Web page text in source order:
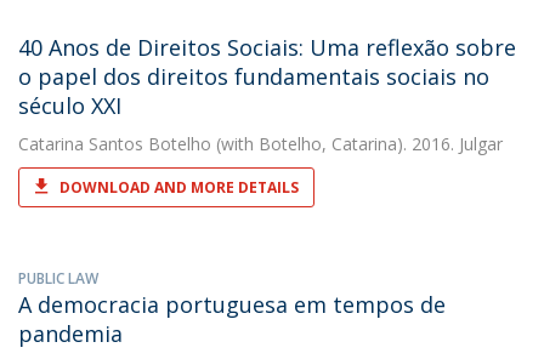
40 Anos de Direitos Sociais: Uma reflexão sobre
o papel dos direitos fundamentais sociais no
século XXI
Catarina Santos Botelho (with Botelho, Catarina). 2016. Julgar
DOWNLOAD AND MORE DETAILS
PUBLIC LAW
A democracia portuguesa em tempos de
pandemia